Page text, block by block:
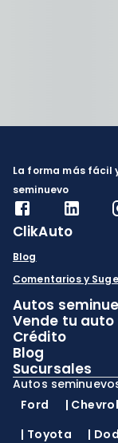
La forma más fácil
seminuevo
ClikAuto
Blog
Comentarios y
Autos
Vende tu auto
Crédito
Blog
Sucursales
Autos
Ford
|
| Toyota |